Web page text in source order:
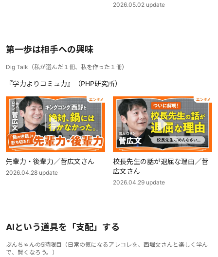
2026.05.02 update
第一歩は相手への興味
Dig Talk （私が選んだ１冊、私を作った１冊）
『学力よりコミュ力』（PHP研究所）
先輩力・後輩力／菅広文さん
2026.04.28 update
校長先生の話が退屈な理由／菅
広文さん
2026.04.29 update
AIという道具を「支配」する
ぶんちゃんの5時限目 （日常の気になるアレコレを、西堀文さんと楽しく学ん
で、賢くなろう。 ）